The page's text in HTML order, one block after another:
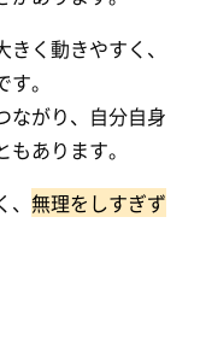
く動きやすく、
。
ながり、自分自身
あります。
無理をしすぎず